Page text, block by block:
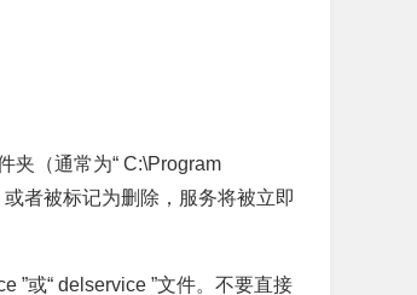
夹（通常为“ C:\Program
者被标记为删除，服务将被立即
”或“ delservice ”文件。不要直接